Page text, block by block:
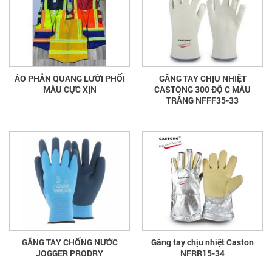
ÁO PHẢN QUANG LƯỚI PHỐI
MÀU CỰC XỊN
GĂNG TAY CHỊU NHIỆT
CASTONG 300 ĐỘ C MÀU
TRẮNG NFFF35-33
GĂNG TAY CHỐNG NƯỚC
JOGGER PRODRY
Găng tay chịu nhiệt Caston
NFRR15-34